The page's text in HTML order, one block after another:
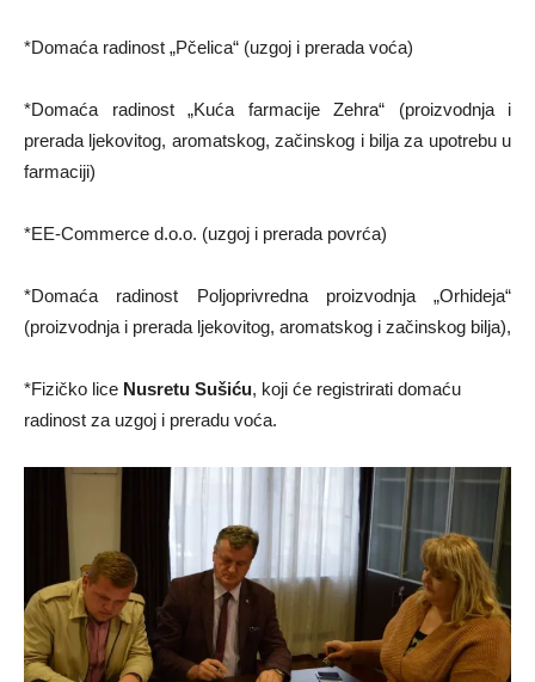
*Domaća radinost „Pčelica“ (uzgoj i prerada voća)
*Domaća radinost „Kuća farmacije Zehra“ (proizvodnja i
prerada ljekovitog, aromatskog, začinskog i bilja za upotrebu u
farmaciji)
*EE-Commerce d.o.o. (uzgoj i prerada povrća)
*Domaća radinost Poljoprivredna proizvodnja „Orhideja“
(proizvodnja i prerada ljekovitog, aromatskog i začinskog bilja),
*Fizičko lice Nusretu Sušiću, koji će registrirati domaću
radinost za uzgoj i preradu voća.